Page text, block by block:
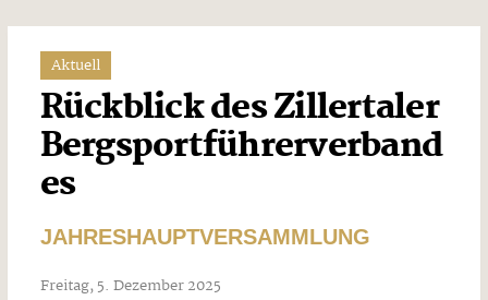
Aktuell
Rückblick des Zillertaler
Bergsportführerverband
es
JAHRESHAUPTVERSAMMLUNG
Freitag, 5. Dezember 2025